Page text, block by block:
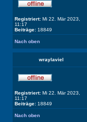
Registriert: Mi 22. Mär 2023,
11:17
Beiträge: 18849
Nach oben
wraylaviel
Registriert: Mi 22. Mär 2023,
11:17
Beiträge: 18849
Nach oben